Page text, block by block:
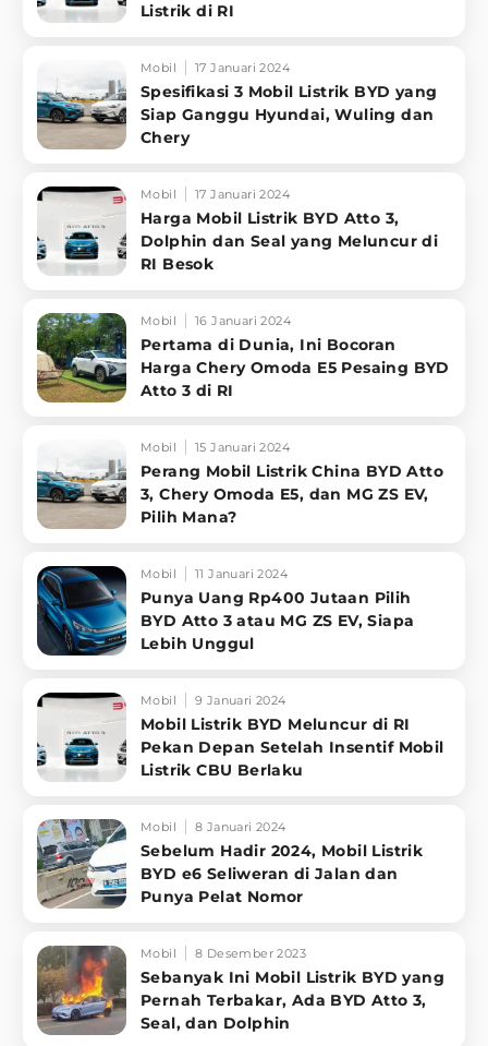
Listrik di RI
Mobil 17 Januari 2024
Spesifikasi 3 Mobil Listrik BYD yang
Siap Ganggu Hyundai, Wuling dan
Chery
Mobil 17 Januari 2024
Harga Mobil Listrik BYD Atto 3,
Dolphin dan Seal yang Meluncur di
RI Besok
Mobil 16 Januari 2024
Pertama di Dunia, Ini Bocoran
Harga Chery Omoda E5 Pesaing BYD
Atto 3 di RI
Mobil 15 Januari 2024
Perang Mobil Listrik China BYD Atto
3, Chery Omoda E5, dan MG ZS EV,
Pilih Mana?
Mobil 11 Januari 2024
Punya Uang Rp400 Jutaan Pilih
BYD Atto 3 atau MG ZS EV, Siapa
Lebih Unggul
Mobil 9 Januari 2024
Mobil Listrik BYD Meluncur di RI
Pekan Depan Setelah Insentif Mobil
Listrik CBU Berlaku
Mobil 8 Januari 2024
Sebelum Hadir 2024, Mobil Listrik
BYD e6 Seliweran di Jalan dan
Punya Pelat Nomor
Mobil 8 Desember 2023
Sebanyak Ini Mobil Listrik BYD yang
Pernah Terbakar, Ada BYD Atto 3,
Seal, dan Dolphin